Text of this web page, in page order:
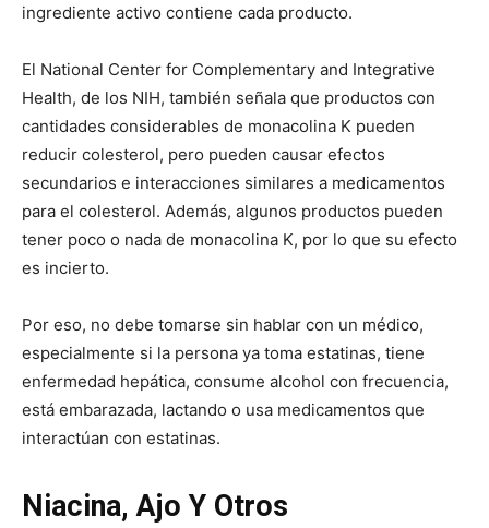
ingrediente activo contiene cada producto.
El National Center for Complementary and Integrative
Health, de los NIH, también señala que productos con
cantidades considerables de monacolina K pueden
reducir colesterol, pero pueden causar efectos
secundarios e interacciones similares a medicamentos
para el colesterol. Además, algunos productos pueden
tener poco o nada de monacolina K, por lo que su efecto
es incierto.
Por eso, no debe tomarse sin hablar con un médico,
especialmente si la persona ya toma estatinas, tiene
enfermedad hepática, consume alcohol con frecuencia,
está embarazada, lactando o usa medicamentos que
interactúan con estatinas.
Niacina, Ajo Y Otros